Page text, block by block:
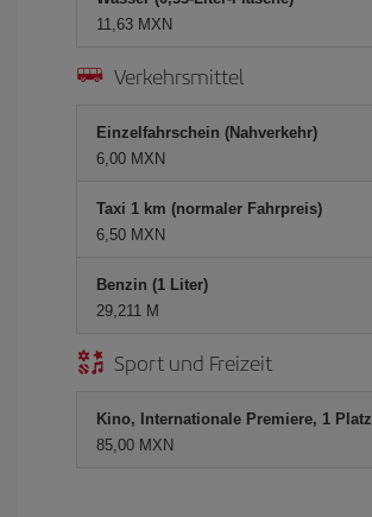
11,63 MXN
Verkehrsmittel
Einzelfahrschein (Nahverkehr)
6,00 MXN
Taxi 1 km (normaler Fahrpreis)
6,50 MXN
Benzin (1 Liter)
29,211 M
Sport und Freizeit
Kino, Internationale Premiere, 1 Platz
85,00 MXN